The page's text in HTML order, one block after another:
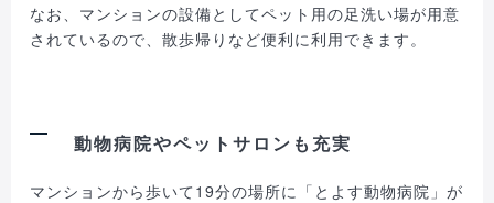
なお、マンションの設備としてペット用の足洗い場が用意
されているので、散歩帰りなど便利に利用できます。
動物病院やペットサロンも充実
マンションから歩いて19分の場所に「とよす動物病院」が